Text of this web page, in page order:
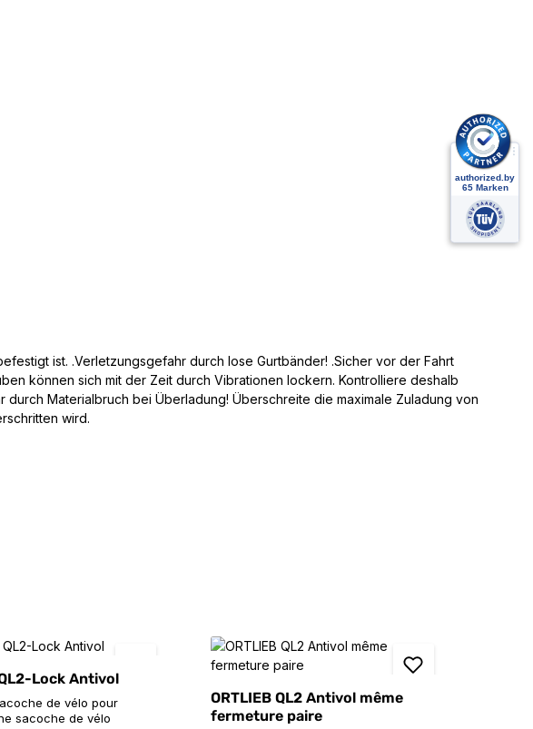
ist. .Verletzungsgefahr durch lose Gurtbänder! .Sicher vor der Fahrt
können sich mit der Zeit durch Vibrationen lockern. Kontrolliere deshalb
Materialbruch bei Überladung! Überschreite die maximale Zuladung von
wird.
Lock Antivol
de vélo pour
sacoche de vélo
ORTLIEB QL2 Antivol même
fermeture paire